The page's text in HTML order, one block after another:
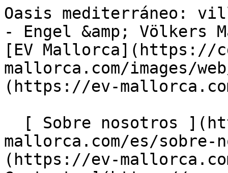
Oasis mediterráneo: villa en primera línea de mar - Engel &amp; Völkers Mallorca                [ ![EV Mallorca](https://cdn.ev-mallorca.com/images/web/EV_Logo_RGB.svg) ](https://ev-mallorca.com/es)  Mallorca  

  [ Sobre nosotros ](https://ev-mallorca.com/es/sobre-nosotros) [ Sobre Mallorca ](https://ev-mallorca.com/es/sobre-mallorca) [ Contacto ](https://ev-mallorca.com/es/ubicaciones-de-oficinas) [ Vender propiedad ](https://ev-mallorca.com/es/vender-propiedad-mallorca) [    Mi cuenta  ](https://ev-mallorca.com/es/mi-cuenta)   Español       [ English ](https://ev-mallorca.com/en/mallorca-property/mediterranean-oasis-stunning-seafront-villa-W-046C1M)    [ Deutsch ](https://ev-mallorca.com/de/mallorca-immobilie/mediterrane-oase-villa-in-erster-meereslinie-W-046C1M)   [ Català ](https://ev-mallorca.com/ca/immoble-mallorca/oasi-mediterrani-vila-davant-del-mar-W-046C1M)   [ Svenska ](https://ev-mallorca.com/sv/mallorca-fastighet/medelhavets-oas-villa-i-forsta-havsbandet-W-046C1M)   [ Français ](https://ev-mallorca.com/fr/bien-majorque/oasis-mediterraneenne-villa-en-premiere-ligne-de-mer-W-046C1M)   [ Polski ](https://ev-mallorca.com/pl/nieruchomosc-majorce/srodziemnomorska-oaza-willa-w-pierwszej-linii-brzegowej-W-046C1M)   [ Italiano ](https://ev-mallorca.com/it/immobili-maiorca/oasi-mediterranea-villa-in-prima-linea-mare-W-046C1M)   [ Dutch ](https://ev-mallorca.com/nl/mallorca-eigendom/mediterrane-oase-villa-in-de-eerste-zeelijn-W-046C1M)   [ Русский ](https://ev-mallorca.com/ru/nedvizhimost-mayorka/sredizemnomorskii-oazis-villa-na-pervoi-linii-moria-W-046C1M)   [ Dansk ](https://ev-mallorca.com/da/mallorca-ejendom/middelhavets-oase-villa-i-forste-havlinje-W-046C1M)   

  Comprar  [ Todas las propiedades ](https://ev-mallorca.com/es/inmobiliaria-mallorca?contract_type=0) [ Casa ](https://ev-mallorca.com/es/inmobiliaria-mallorca?contract_type=0&type%5B0%5D=0) [ Finca ](https://ev-mallorca.com/es/inmobiliaria-mallorca?contract_type=0&type%5B0%5D=1) [ Apartamento ](https://ev-mallorca.com/es/inmobiliaria-mallorca?contract_type=0&type%5B0%5D=2) [ Ático ](https://ev-mallorca.com/es/inmobiliaria-mallorca?contract_type=0&type%5B0%5D=5) [ Solares ](https://ev-mallorca.com/es/inmobiliaria-mallorca?contract_type=0&type%5B0%5D=3) [ Obra nueva ](https://ev-mallorca.com/es/inmobiliaria-mallorca?contract_type=0&type%5B0%5D=development) 

  Alquilar  [ Todas las propiedades ](https://ev-mallorca.com/es/inmobiliaria-mallorca?contract_type=1) [ Casa ](https://ev-mallorca.com/es/inmobiliaria-mallorca?contract_type=1&type%5B0%5D=0) [ Finca ](https://ev-mallorca.com/es/inmobiliaria-mallorca?contract_type=1&type%5B0%5D=1) [ Apartamento ](https://ev-mallorca.com/es/inmobiliaria-mallorca?contract_type=1&type%5B0%5D=2) [ Ático ](https://ev-mallorca.com/es/inmobiliaria-mallorca?contract_type=1&type%5B0%5D=5) 

  Alquiler Vacacional  [ Todas las propiedades ](https://ev-mallorca.com/es/alquiler-vacacional) [ Casa ](https://ev-mallorca.com/es/alquiler-vacacional?type%5B0%5D=0) [ Finca ](https://ev-mallorca.com/es/alquiler-vacacional?type%5B0%5D=1) [ Apartamento ](https://ev-mallorca.com/es/alquiler-vacacional?type%5B0%5D=2) [ Ático ](https://ev-mallorca.com/es/alquiler-vacacional?type%5B0%5D=5) 

  Comercial  [ Todas las propiedades ](https://ev-mallorca.com/es/propiedades-comerciales) [ Agricultura y bosques ](https://ev-mallorca.com/es/propiedades-comerciales?type%5B0%5D=6) [ Hotel ](https://ev-mallorca.com/es/propiedades-comerciales?type%5B0%5D=7) [ Industria ](https://ev-mallorca.com/es/propiedades-comerciales?type%5B0%5D=8) [ Inversión ](https://ev-mallorca.com/es/propiedades-comerciales?type%5B0%5D=9) [ Gastronomía ](https://ev-mallorca.com/es/propiedades-comerciales?type%5B0%5D=10) [ Solares ](https://ev-mallorca.com/es/propiedades-comerciales?type%5B0%5D=11) [ Oficina ](https://ev-mallorca.com/es/propiedades-comerciales?type%5B0%5D=12) [ Otros ](https://ev-mallorca.com/es/propiedades-comerciales?type%5B0%5D=13) [ Tienda ](https://ev-mallorca.com/es/propiedades-comerciales?type%5B0%5D=14) 

 [ Obra nueva ](https://ev-mallorca.com/es/obra-nueva-mallorca) 

     Español       [ English ](https://ev-mallorca.com/en/mallorca-property/mediterranean-oasis-stunning-seafront-villa-W-046C1M)    [ Deutsch ](https://ev-mallorca.com/de/mallorca-immobilie/mediterrane-oase-villa-in-erster-meereslinie-W-046C1M)   [ Català ](https://ev-mallorca.com/ca/immoble-mallorca/oasi-mediterrani-vila-davant-del-mar-W-046C1M)   [ Svenska ](https://ev-mallorca.com/sv/mallorca-fastighet/medelhavets-oas-villa-i-forsta-havsbandet-W-